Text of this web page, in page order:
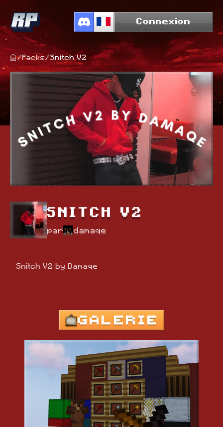
Connexion
/Packs/Snitch V2
SNITCH V2
par damaqe
Snitch V2 by Damaqe
GALERIE